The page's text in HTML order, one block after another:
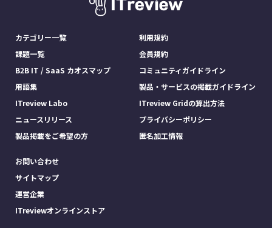
カテゴリー一覧
課題一覧
B2B IT / SaaS カオスマップ
用語集
ITreview Labo
ニュースリリース
製品掲載をご希望の方
利用規約
会員規約
コミュニティガイドライン
製品・サービスの掲載ガイドライン
ITreview Gridの算出方法
プライバシーポリシー
匿名加工情報
お問い合わせ
サイトマップ
運営企業
ITreviewオンラインストア